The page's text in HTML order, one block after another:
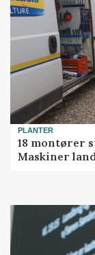
PLANTER
18 montører
Maskiner